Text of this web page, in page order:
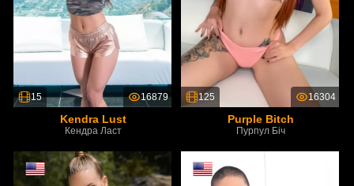
15 16879
Kendra Lust
Кендра Ласт
125 16304
Purple Bitch
Пурпул Біч